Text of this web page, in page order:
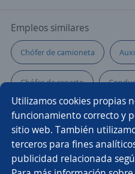
Utilizamos cookies propias
funcionamiento correcto y
sitio web. También
terceros para fines
publicidad relacionada
Empleos similares
Chófer de camioneta
Chófer de reparto
Chófer ayudante Chófer
Auxiliar de distribución
Buscar es